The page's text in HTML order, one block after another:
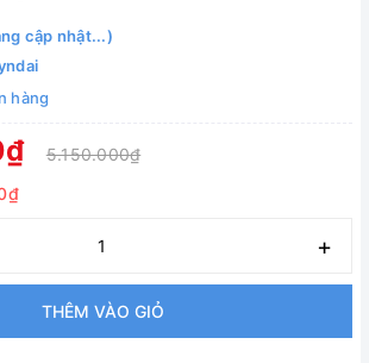
cập nhật...)
hàng
5.150.000₫
+
THÊM VÀO GIỎ